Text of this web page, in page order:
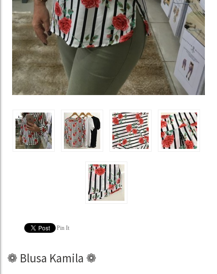
Pin It
❁ Blusa Kamila ❁